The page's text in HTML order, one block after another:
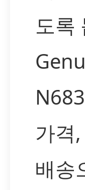
도록
가격
배송